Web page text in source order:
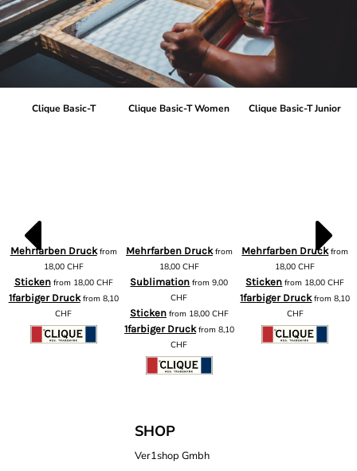
Clique Basic-T
Mehrfarben Druckfrom
18,00 CHF
Stickenfrom 18,00 CHF
1farbiger Druckfrom 8,10
CHF
Clique Basic-T Women
Mehrfarben Druckfrom
18,00 CHF
Sublimation from9,00
CHF
Stickenfrom 18,00 CHF
1farbiger Druckfrom 8,10
CHF
Clique Basic-T Junior
Mehrfarben Druckfrom
18,00CHF
Sticken from 18,00CHF
1farbiger Druckfrom8,10
CHF
SHOP
Ver1shop Gmbh